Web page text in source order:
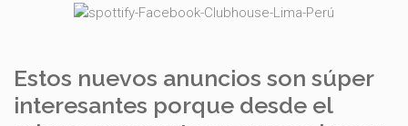
Estos nuevos anuncios son súper
interesantes porque desde el